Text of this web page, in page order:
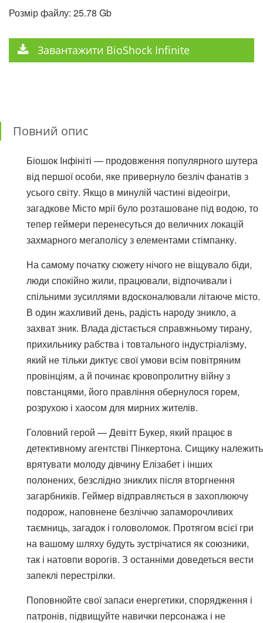
Розмір файлу: 25.78 Gb
Завантажити BioShock Infinite
Повний опис
Біошок Інфініті — продовження популярного шутера
від першої особи, яке привернуло безліч фанатів з
усього світу. Якщо в минулій частині відеоігри,
загадкове Місто мрії було розташоване під водою, то
тепер геймери перенесуться до величних локацій
захмарного мегаполісу з елементами стімпанку.
На самому початку сюжету нічого не віщувало біди,
люди спокійно жили, працювали, відпочивали і
спільними зусиллями вдосконалювали літаюче місто.
В один жахливий день, радість народу зникло, а
захват зник. Влада дістається справжньому тирану,
прихильнику рабства і товтального індустріалізму,
який не тільки диктує свої умови всім повітряним
провінціям, а й починає кровопролитну війну з
повстанцями, його правління обернулося горем,
розрухою і хаосом для мирних жителів.
Головний герой — Девітт Букер, який працює в
детективному агентстві Пінкертона. Сищику належить
врятувати молоду дівчину Елізабет і інших
полонених, безслідно зниклих після вторгнення
загарбників. Геймер відправляється в захоплюючу
подорож, наповнене безліччю запаморочливих
таємниць, загадок і головоломок. Протягом всієї гри
на вашому шляху будуть зустрічатися як союзники,
так і натовпи ворогів. З останніми доведеться вести
запеклі перестрілки.
Поповнюйте свої запаси енергетики, спорядження і
патронів, підвищуйте навички персонажа і не